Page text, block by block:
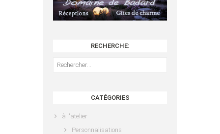
RECHERCHE:
Rechercher :
CATÉGORIES
à l'atelier
Personnalisations